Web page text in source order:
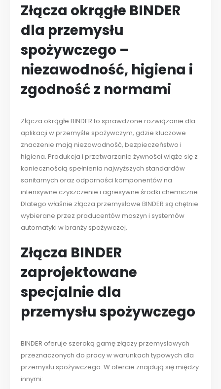
Złącza okrągłe BINDER
dla przemysłu
spożywczego –
niezawodność, higiena i
zgodność z normami
Złącza okrągłe BINDER to sprawdzone rozwiązanie dla
aplikacji w przemyśle spożywczym, gdzie kluczowe
znaczenie mają niezawodność, bezpieczeństwo i
higiena. Produkcja i przetwarzanie żywności wiąże się z
koniecznością spełnienia najwyższych standardów
sanitarnych oraz odporności komponentów na
intensywne czyszczenie i agresywne środki chemiczne.
Dlatego właśnie złącza przemysłowe BINDER są chętnie
wybierane przez producentów maszyn i systemów
automatyki w branży spożywczej.
Złącza BINDER
zaprojektowane
specjalnie dla
przemysłu spożywczego
BINDER oferuje szeroką gamę złączy przemysłowych
przeznaczonych do pracy w warunkach typowych dla
przemysłu spożywczego. W ofercie znajdują się między
innymi: